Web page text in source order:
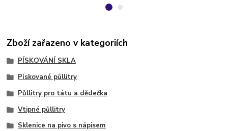
Zboží zařazeno v kategoriích
PÍSKOVÁNÍ SKLA
Pískované půllitry
Půllitry pro tátu a dědečka
Vtipné půllitry
Sklenice na pivo s nápisem